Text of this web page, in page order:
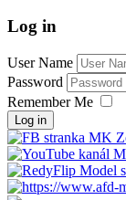
Log in
User Name
Password
Remember Me
Log in